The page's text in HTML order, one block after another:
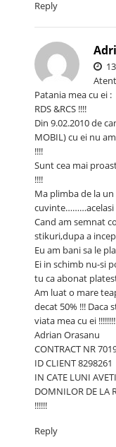
Reply
Patania mea cu ei :
RDS &RCS !!!!
Din 9.02.2010 de
MOBIL) cu ei nu
!!!!
Sunt cea mai
!!!!
Ma plimba de la
cuvinte………acelasi
Cand am semnat
stikuri,dupa a
Eu am bani sa le
Ei in schimb nu-si
tu ca abonat
Am luat o mare
decat 50% !!!
viata mea cu ei
Adrian Orasanu
CONTRACT NR
ID CLIENT 8298261
IN CATE LUNI
DOMNILOR DE LA
!!!!!!
Reply